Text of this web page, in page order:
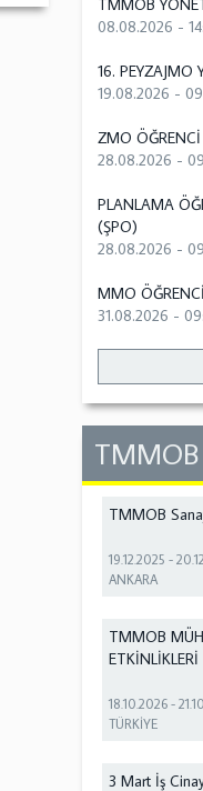
TMMOB
08.08.2026 -
16. PEYZAJMO
19.08.2026 -
ZMO
28.08.2026 -
PLANLAMA
(ŞPO)
28.08.2026 -
MMO
31.08.2026 -
TMMOB
19.12.2025 -
ANKARA
TMMOB
ETKİNLİKLERİ
18.10.2026 -
TÜRKİYE
3 Mart İş